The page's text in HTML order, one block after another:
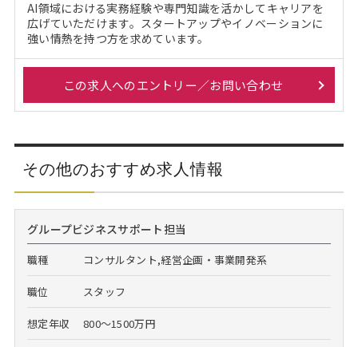
AI領域における実務経験や専門知識を活かしてキャリアを
広げていただけます。スタートアップやイノベーションに
強い情熱を持つ方を求めています。
この求人へのエントリー／お問い合わせ
その他のおすすめ求人情報
グループビジネスサポート担当
職種 コンサルタント,経営企画・事業開発系
職位 スタッフ
想定年収 800～1500万円